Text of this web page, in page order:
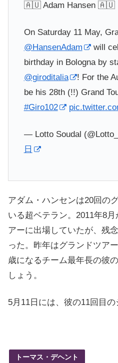
🇦🇺 Adam Hansen 🇦🇺
On Saturday 11 May,
@HansenAdam
will
birthday in Bologna by
@giroditalia
! For the
be his 28th (!!) Grand
#Giro102
— Lotto Soudal
日
アダム・ハンセンは20回の
いる超ベテラン。2011年8
アーに出場していたが、残
った。昨年はグランドツア
歳になるチーム最年長の彼
しょう。
5月11日には、彼の11回目の
トーマス・デヘント